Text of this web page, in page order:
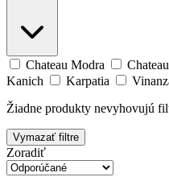
Chateau Modra
Kanich
Karpatia
Žiadne produkty nevyhovujú
Vymazať filtre
Zoradiť